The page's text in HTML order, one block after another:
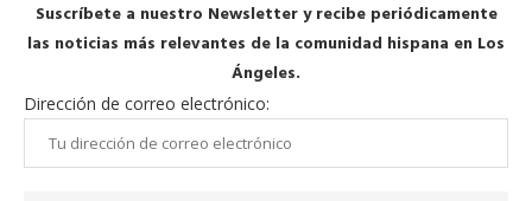
Suscríbete a nuestro Newsletter y recibe periódicamente
las noticias más relevantes de la comunidad hispana en Los
Ángeles.
Dirección de correo electrónico: